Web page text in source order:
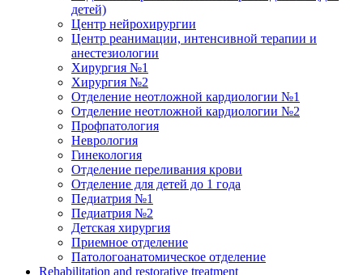
детей)
Центр нейрохирургии
Центр реанимации, интенсивной терапии и
анестезиологии
Хирургия №1
Хирургия №2
Отделение неотложной кардиологии №1
Отделение неотложной кардиологии №2
Профпатология
Неврология
Гинекология
Отделение переливания крови
Отделение для детей до 1 года
Педиатрия №1
Педиатрия №2
Детская хирургия
Приемное отделение
Патологоанатомическое отделение
Rehabilitation and restorative treatment